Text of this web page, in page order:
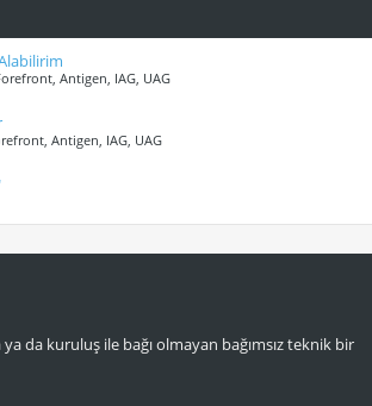
Antigen, IAG, UAG
Antigen, IAG, UAG
da kuruluş ile bağı olmayan bağımsız teknik bir